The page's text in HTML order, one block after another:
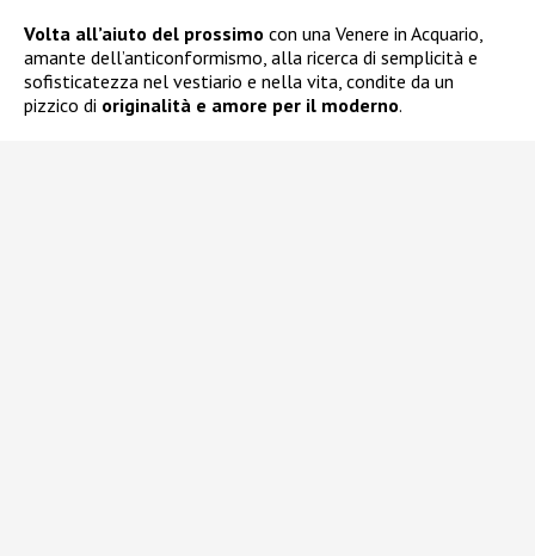
Volta all’aiuto del prossimo con una Venere in Acquario,
amante dell’anticonformismo, alla ricerca di semplicità e
sofisticatezza nel vestiario e nella vita, condite da un
pizzico di originalità e amore per il moderno.